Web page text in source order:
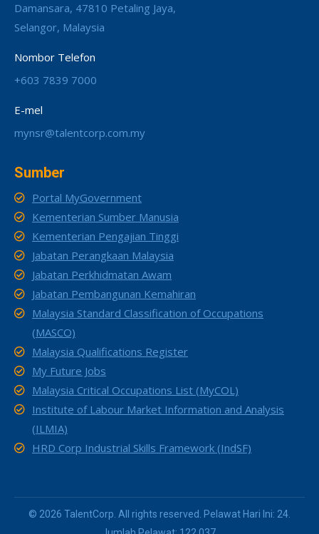
Damansara, 47810 Petaling Jaya,
Selangor, Malaysia
Nombor Telefon
+603 7839 7000
E-mel
mynsr@talentcorp.com.my
Sumber
Portal MyGovernment
Kementerian Sumber Manusia
Kementerian Pengajian Tinggi
Jabatan Perangkaan Malaysia
Jabatan Perkhidmatan Awam
Jabatan Pembangunan Kemahiran
Malaysia Standard Classification of Occupations
(MASCO)
Malaysia Qualifications Register
My Future Jobs
Malaysia Critical Occupations List (MyCOL)
Institute of Labour Market Information and Analysis
(ILMIA)
HRD Corp Industrial Skills Framework (IndSF)
© 2026 TalentCorp. All rights reserved. Pelawat Hari Ini: 24.